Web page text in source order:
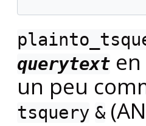
querytext en
un peu
tsquery &